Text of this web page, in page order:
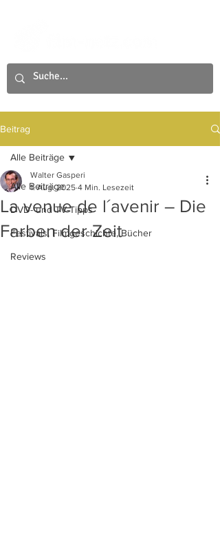
Beitrag
Alle Beiträge
DVD- und TV-Tipps
Festivals, Filmgeschichte, Bücher
Reviews
Alle Beiträge
La venue de l´avenir – Die
Farben der Zeit
Walter Gasperi
1. Aug. 2025 4 Min. Lesezeit